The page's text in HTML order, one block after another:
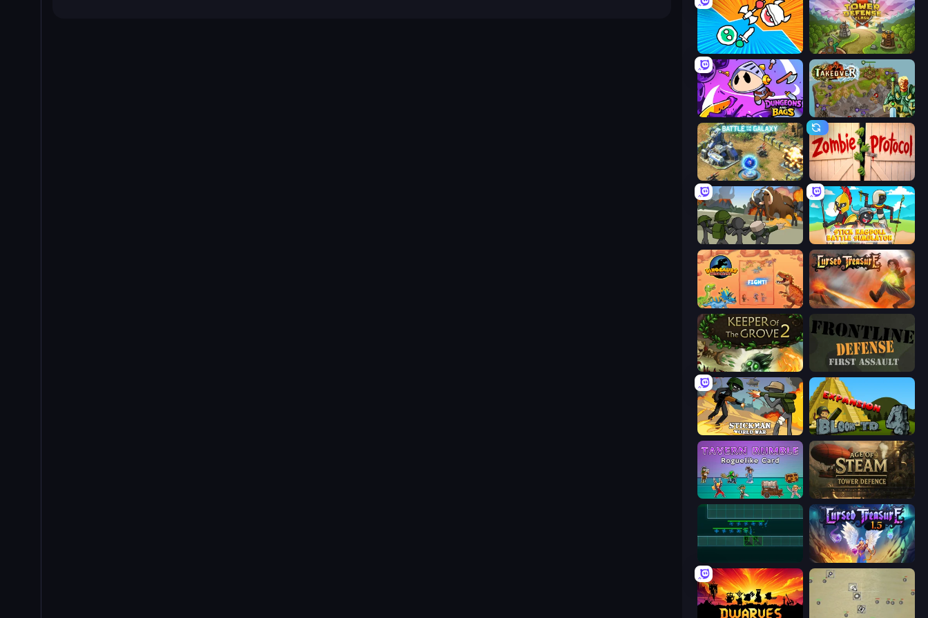
Merge Knights! Tower Defense Clash
Dungeons and Bags Takeover
Battle for the Galaxy Zombie Protocol
Stickman History Battle Stick Ragdoll Battle Simulator
Dinosaurs Merge Master Cursed Treasure
Keeper of the Grove 2 Frontline Defense
Stickman World War Bloons Tower Defense 4 Expansion
Tavern Rumble: Roguelike Card Age of Steam Tower Defence
Cursed Treasure 1.5